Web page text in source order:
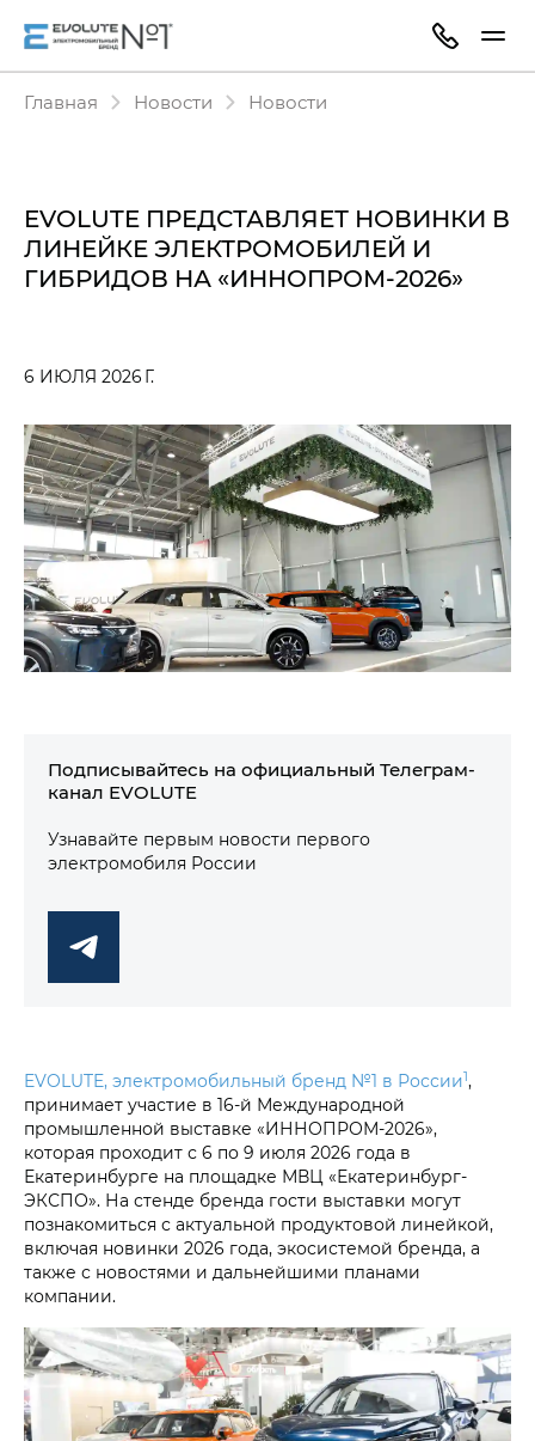
Главная Новости Новости
EVOLUTE ПРЕДСТАВЛЯЕТ НОВИНКИ В
ЛИНЕЙКЕ ЭЛЕКТРОМОБИЛЕЙ И
ГИБРИДОВ НА «ИННОПРОМ-2026»
6 ИЮЛЯ 2026 Г.
Подписывайтесь на официальный Телеграм-
канал EVOLUTE
Узнавайте первым новости первого
электромобиля России
EVOLUTE, электромобильный бренд №1 в России1,
принимает участие в 16-й Международной
промышленной выставке «ИННОПРОМ-2026»,
которая проходит с 6 по 9 июля 2026 года в
Екатеринбурге на площадке МВЦ «Екатеринбург-
ЭКСПО». На стенде бренда гости выставки могут
познакомиться с актуальной продуктовой линейкой,
включая новинки 2026 года, экосистемой бренда, а
также с новостями и дальнейшими планами
компании.